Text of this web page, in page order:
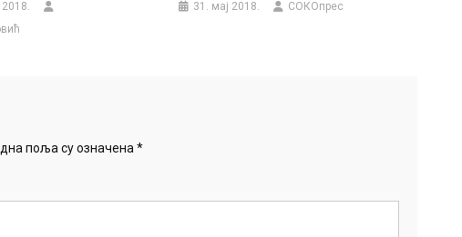
2018.
31. мај 2018. СОКОпрес
поља су означена *